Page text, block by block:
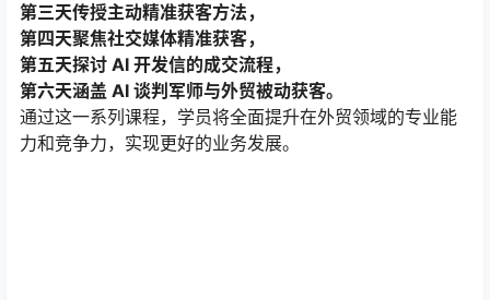
第三天传授主动精准获客方法，
第四天聚焦社交媒体精准获客，
第五天探讨 AI 开发信的成交流程，
第六天涵盖 AI 谈判军师与外贸被动获客。
通过这一系列课程，学员将全面提升在外贸领域的专业能
力和竞争力，实现更好的业务发展。